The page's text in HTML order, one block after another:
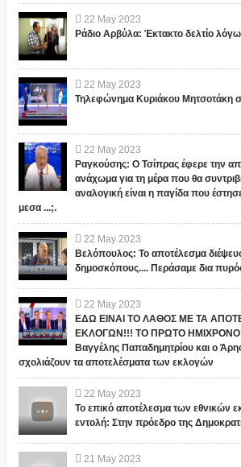
22 May 2023
Ράδιο Αρβύλα: Έκτακτο δελτίο
22 May 2023
Τηλεφώνημα Κυριάκου Μητσοτάκη
22 May 2023
Ραγκούσης: Ο Τσίπρας έφερε την
ανάχωμα για τη μέρα που θα
αναλογική είναι η παγίδα που
μεσα ...;.
22 May 2023
Βελόπουλος: Το αποτέλεσμα
δημοσκόπους.... Περάσαμε δια
22 May 2023
ΕΔΩ ΕΙΝΑΙ ΤΟ ΛΑΘΟΣ ΜΕ ΤΑ
ΕΚΛΟΓΩΝ!!! ΤΟ ΠΡΩΤΟ
Βαγγέλης Παπαδημητρίου και ο
σχολιάζουν τα αποτελέσματα των εκλογών
22 May 2023
Το επικό αποτέλεσμα των εθνικών
εντολή: Στην πρόεδρο της
21 May 2023